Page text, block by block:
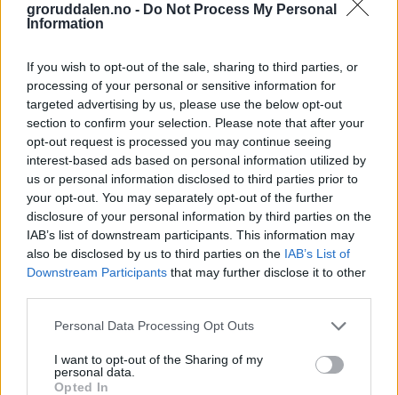
groruddalen.no - Do Not Process My Personal
Information
If you wish to opt-out of the sale, sharing to third parties, or
processing of your personal or sensitive information for
targeted advertising by us, please use the below opt-out
section to confirm your selection. Please note that after your
opt-out request is processed you may continue seeing
interest-based ads based on personal information utilized by
us or personal information disclosed to third parties prior to
your opt-out. You may separately opt-out of the further
disclosure of your personal information by third parties on the
IAB’s list of downstream participants. This information may
also be disclosed by us to third parties on the IAB’s List of
Downstream Participants that may further disclose it to other
Personal Data Processing Opt Outs
I want to opt-out of the Sharing of my
personal data.
Opted In